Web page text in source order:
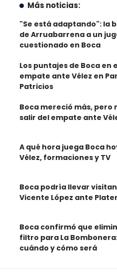
Más noticias:
"Se está adaptando": la
de Arruabarrena a un
cuestionado en Boca
Los puntajes de Boca en
empate ante Vélez en
Patricios
Boca mereció más, pero
salir del empate ante
A qué hora juega Boca
Vélez, formaciones y TV
Boca podría llevar
Vicente López ante
Boca confirmó que
filtro para La
cuándo y cómo será